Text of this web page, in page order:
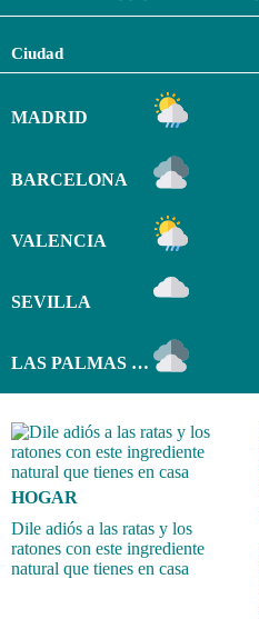
Ciudad
MADRID
BARCELONA
VALENCIA
SEVILLA
LAS PALMAS DE GRAN CANARIA
HOGAR
Dile adiós a las ratas y los
ratones con este ingrediente
natural que tienes en casa